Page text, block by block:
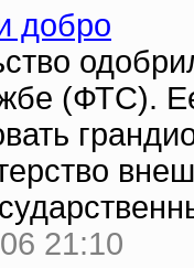
добро
(ФТС).
21:10